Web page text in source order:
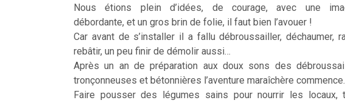
Nous étions plein d’idées, de courage, avec une
débordante, et un gros brin de folie, il faut bien l’avouer !
Car avant de s’installer il a fallu débroussailler, déchaumer,
rebâtir, un peu finir de démolir aussi…
Après un an de préparation aux doux sons des
tronçonneuses et bétonnières l’aventure maraîchère
Faire pousser des légumes sains pour nourrir les locaux,